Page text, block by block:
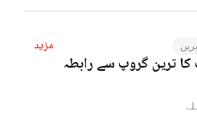
مزید
ترین گروپ سے رابطہ